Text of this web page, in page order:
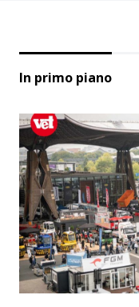
In primo piano